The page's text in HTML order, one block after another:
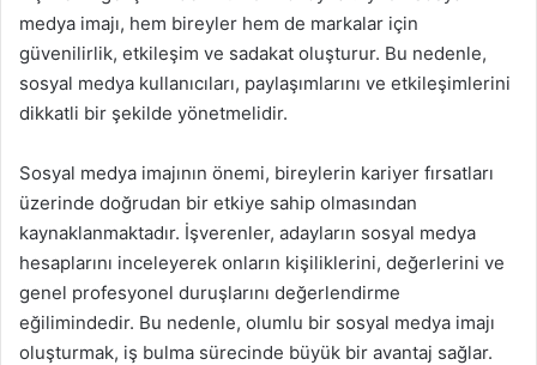
medya imajı, hem bireyler hem de markalar için
güvenilirlik, etkileşim ve sadakat oluşturur. Bu nedenle,
sosyal medya kullanıcıları, paylaşımlarını ve etkileşimlerini
dikkatli bir şekilde yönetmelidir.
Sosyal medya imajının önemi, bireylerin kariyer fırsatları
üzerinde doğrudan bir etkiye sahip olmasından
kaynaklanmaktadır. İşverenler, adayların sosyal medya
hesaplarını inceleyerek onların kişiliklerini, değerlerini ve
genel profesyonel duruşlarını değerlendirme
eğilimindedir. Bu nedenle, olumlu bir sosyal medya imajı
oluşturmak, iş bulma sürecinde büyük bir avantaj sağlar.